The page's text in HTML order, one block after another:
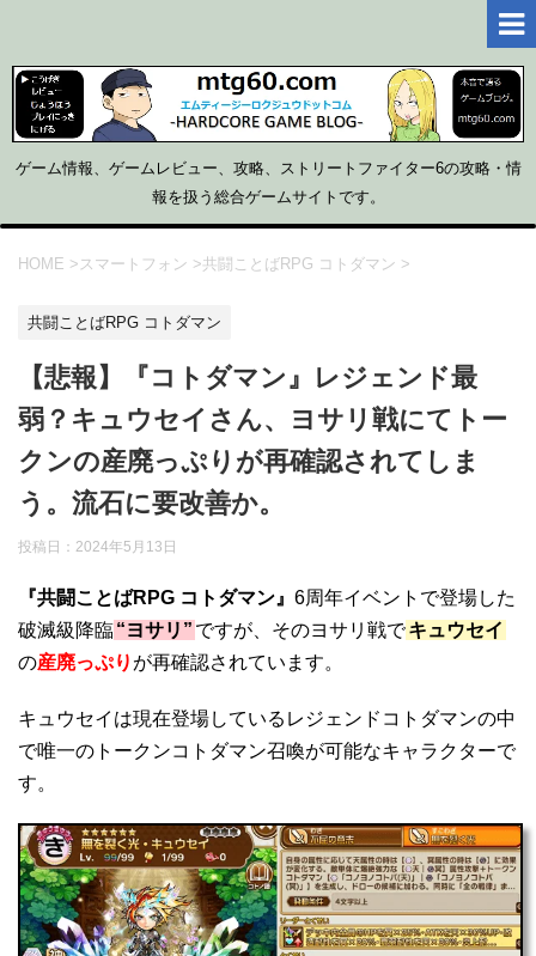
ゲーム情報、ゲームレビュー、攻略、ストリートファイター6の攻略・情
報を扱う総合ゲームサイトです。
HOME > スマートフォン >共闘ことばRPG コトダマン >
共闘ことばRPG コトダマン
【悲報】『コトダマン』レジェンド最
弱？キュウセイさん、ヨサリ戦にてトー
クンの産廃っぷりが再確認されてしま
う。流石に要改善か。
投稿日： 2024年5月13日
『共闘ことばRPG コトダマン』 6周年イベントで登場した
破滅級降臨“ヨサリ” ですが、そのヨサリ戦でキュウセイ
の産廃っぷり が再確認されています。
キュウセイは現在登場しているレジェンドコトダマンの中
で唯一のトークンコトダマン召喚が可能なキャラクターで
す。